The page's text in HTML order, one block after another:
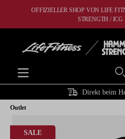
springenOFFIZIELLER SHOP VON LIFE
STRENGTH / ICG
Direkt beim
Outlet
SALE